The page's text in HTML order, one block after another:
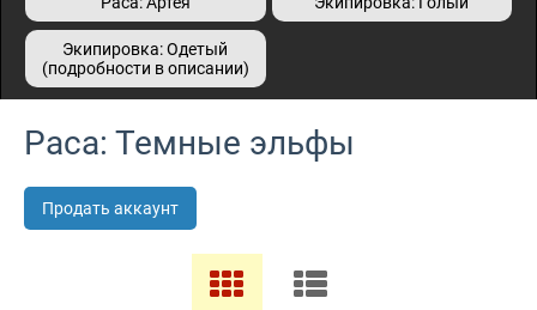
Экипировка: Одетый
(подробности в описании)
Раса: Темные эльфы
Продать аккаунт